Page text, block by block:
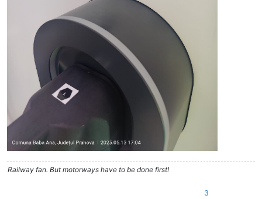
Railway fan. But motorways have to be done first!
3